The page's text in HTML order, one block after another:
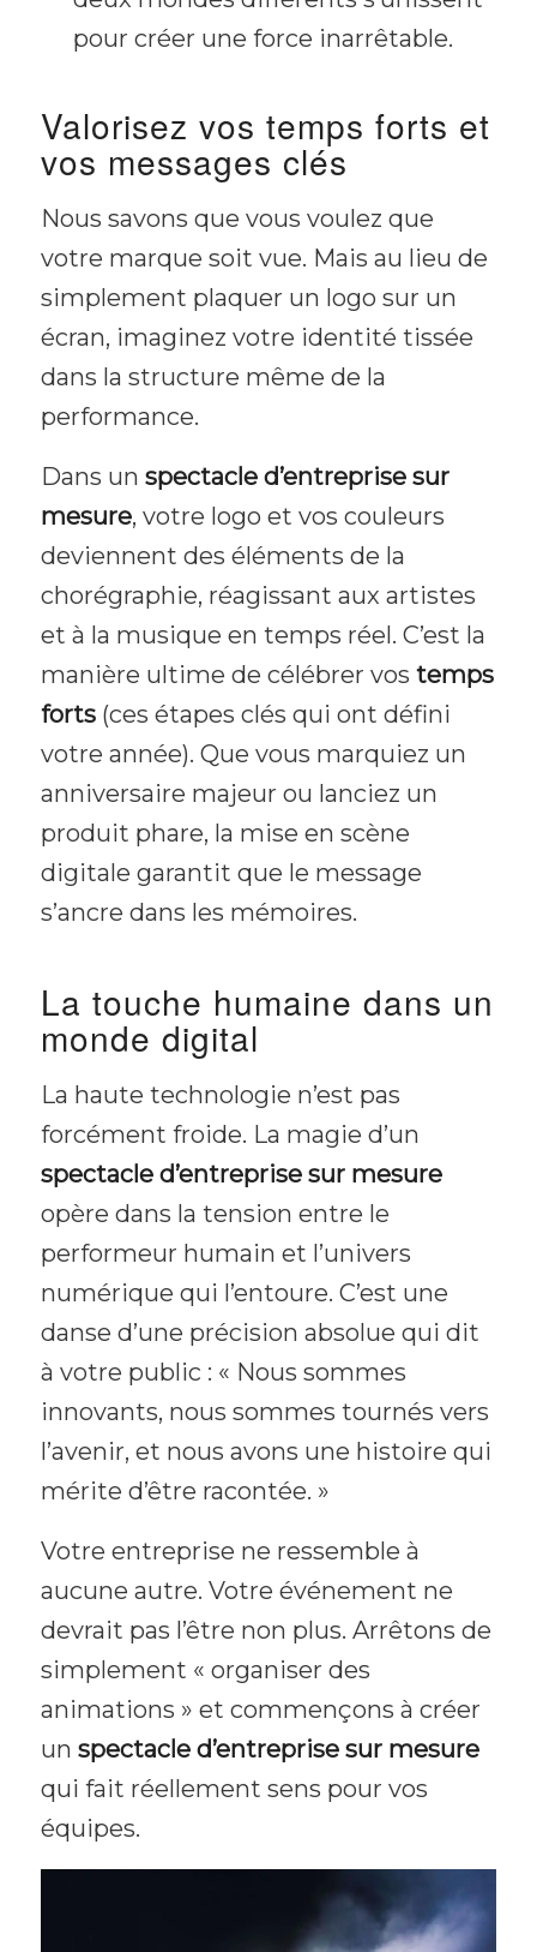
pour créer une force inarrêtable.
Valorisez vos temps forts et
vos messages clés
Nous savons que vous voulez que
votre marque soit vue. Mais au lieu de
simplement plaquer un logo sur un
écran, imaginez votre identité tissée
dans la structure même de la
performance.
Dans un spectacle d’entreprise sur
mesure, votre logo et vos couleurs
deviennent des éléments de la
chorégraphie, réagissant aux artistes
et à la musique en temps réel. C’est la
manière ultime de célébrer vos temps
forts(ces étapes clés qui ont défini
votre année). Que vous marquiez un
anniversaire majeur ou lanciez un
produit phare, la mise en scène
digitale garantit que le message
s’ancre dans les mémoires.
La touche humaine dans un
monde digital
La haute technologie n’est pas
forcément froide. La magie d’un
spectacle d’entreprise sur mesure
opère dans la tension entre le
performeur humain et l’univers
numérique qui l’entoure. C’est une
danse d’une précision absolue qui dit
à votre public : « Nous sommes
innovants, nous sommes tournés vers
l’avenir, et nous avons une histoire qui
mérite d’être racontée. »
Votre entreprise ne ressemble à
aucune autre. Votre événement ne
devrait pas l’être non plus. Arrêtons de
simplement « organiser des
animations » et commençons à créer
un spectacle d’entreprise sur mesure
qui fait réellement sens pour vos
équipes.